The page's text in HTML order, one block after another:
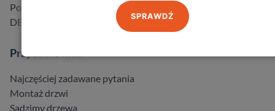
Pol-Skone
DELTA
Przydatne linki
Najczęściej zadawane pytania
Montaż drzwi
Sadzimy drzewa
SPRAWDŹ